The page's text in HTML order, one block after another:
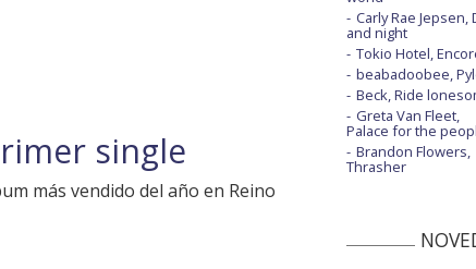
single
más vendido del año en Reino
Carly Rae Jepsen,
and night
Tokio Hotel,
beabadoobee,
Beck, Ride
Greta Van Fleet,
Palace for the
Brandon Flowers,
Thrasher